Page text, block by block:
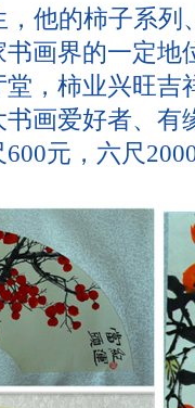
他的柿子系列
画界的一定地
，柿业兴旺吉
画爱好者、有
元，六尺